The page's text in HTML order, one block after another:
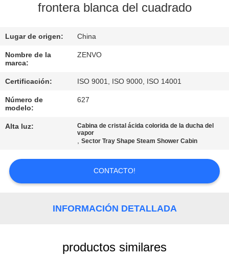
DE
CALIDAD
EN
CONTACTO
NOTICIAS
frontera blanca del cuadrado
Lugar de origen: China
Nombre de la
marca:
ZENVO
Certificación: ISO 9001, ISO 9000, ISO 14001
Número de
modelo:
627
Alta luz:
Cabina de cristal ácida colorida de la ducha del
vapor
,Sector Tray Shape Steam Shower Cabin
CONTACTO!
INFORMACIÓN DETALLADA
productos similares